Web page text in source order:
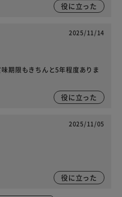
役に立った
2025/11/14
期限もきちんと5年程度ありま
役に立った
2025/11/05
役に立った